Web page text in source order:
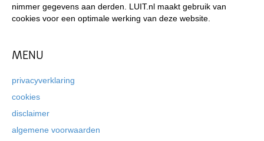
nimmer gegevens aan derden. LUIT.nl maakt gebruik van
cookies voor een optimale werking van deze website.
MENU
privacyverklaring
cookies
disclaimer
algemene voorwaarden